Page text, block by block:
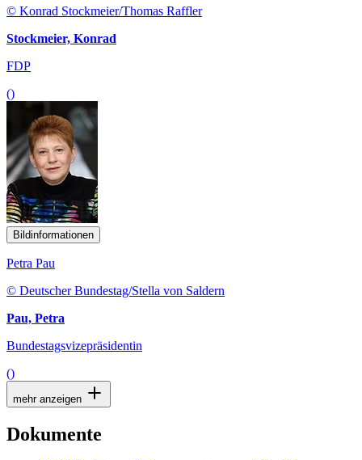
© Konrad Stockmeier/Thomas Raffler
Stockmeier, Konrad
FDP
()
Bildinformationen
Petra Pau
© Deutscher Bundestag/Stella von Saldern
Pau, Petra
Bundestagsvizepräsidentin
()
mehr anzeigen
Dokumente